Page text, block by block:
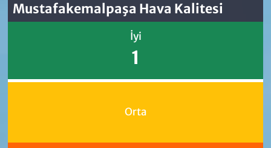
Mustafakemalpaşa Hava Kalitesi
İyi
1
Orta